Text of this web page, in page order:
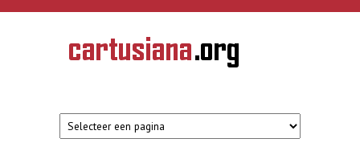
Overslaan en naar de inhoud gaan
CARTUSIANA
Geschiedenis
van de